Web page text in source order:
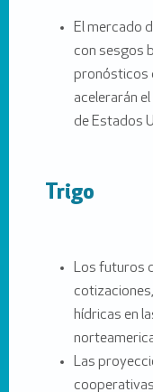
El mercado
con sesgos
pronósticos
acelerarán
de Estados
Trigo
Los futuros
hídricas en
Las